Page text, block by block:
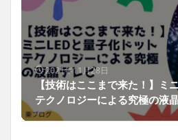
2021年11月28日
【技術はここまで来た！】ミ
テクノロジーによる究極の液